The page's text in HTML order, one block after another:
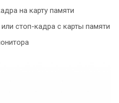
на карту памяти
стоп-кадра с карты памяти